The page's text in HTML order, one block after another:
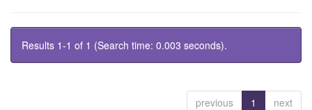
Results 1-1 of 1 (Search time: 0.003 seconds).
previous 1 next